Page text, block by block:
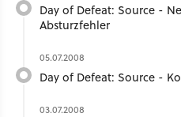
Day of Defeat: Source -
Absturzfehler
05.07.2008
Day of Defeat: Source -
03.07.2008